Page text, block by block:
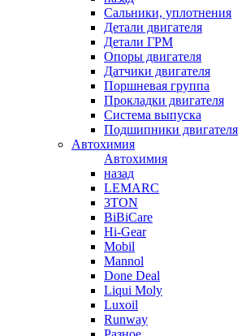
Сальники, уплотнения
Детали двигателя
Детали ГРМ
Опоры двигателя
Датчики двигателя
Поршневая группа
Прокладки двигателя
Система выпуска
Подшипники двигателя
Автохимия
Автохимия
назад
LEMARC
3TON
BiBiCare
Hi-Gear
Mobil
Mannol
Done Deal
Liqui Moly
Luxoil
Runway